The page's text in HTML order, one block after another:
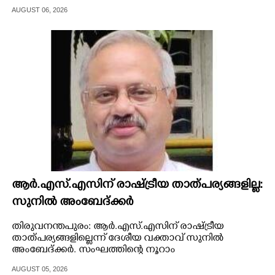
മാദ്ധ്യമങ്ങളോട് പറഞ്ഞു.
AUGUST 06, 2026
ആർ.എസ്.എസിന് രാഷ്ട്രീയ താത്പര്യങ്ങളില്ല:
സുനിൽ അംബേദ്ക്കർ
തിരുവനന്തപുരം: ആർ.എസ്.എസിന് രാഷ്ട്രീയ
താത്പര്യങ്ങളില്ലെന്ന് ദേശീയ വക്താവ് സുനിൽ
അംബേദ്ക്കർ. സംഘത്തിന്റെ നൂറാം
AUGUST 05, 2026